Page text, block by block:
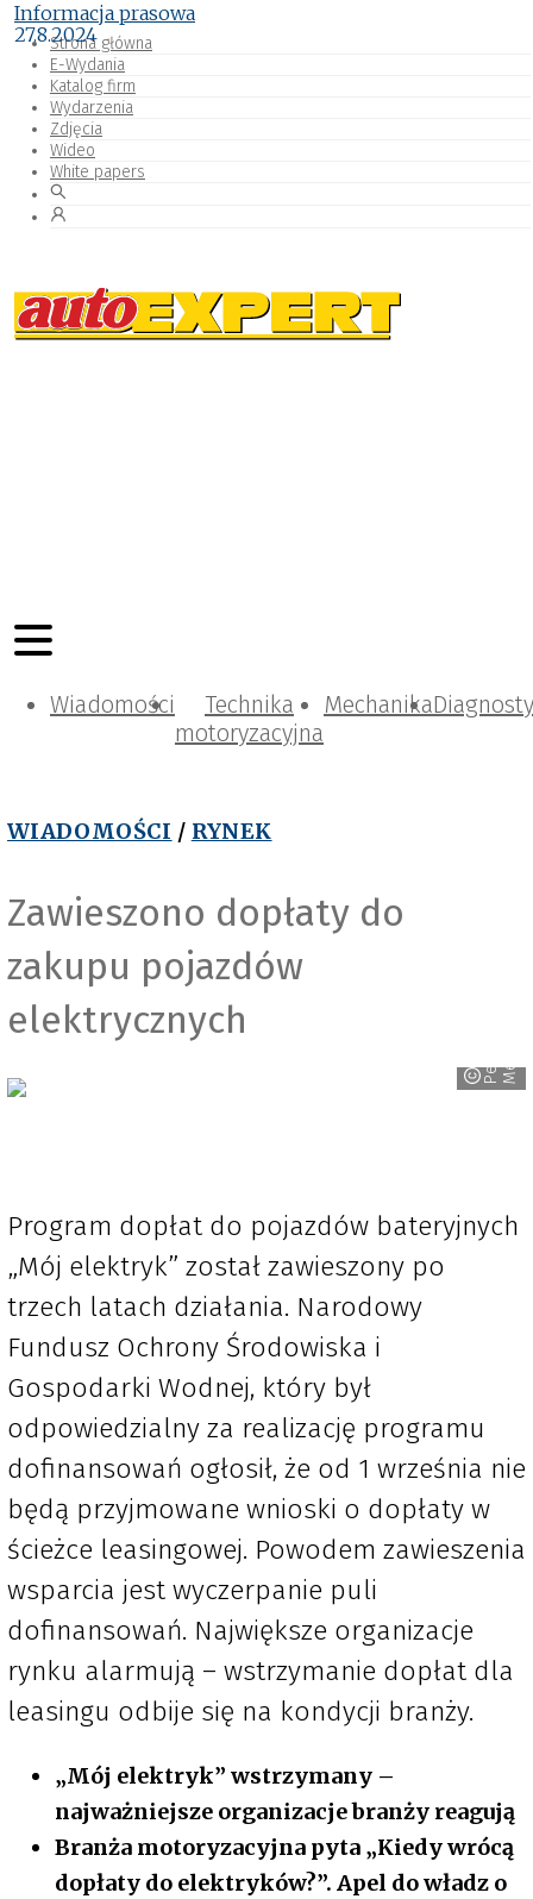
Strona główna
E-Wydania
Katalog firm
Wydarzenia
Zdjęcia
Wideo
White papers
Wiadomości
Technika
motoryzacyjna
Mechanika
WIADOMOŚCI / RYNEK
Zawieszono dopłaty do
zakupu pojazdów
elektrycznych
a
Informacja prasowa
27.8.2024
Program dopłat do pojazdów bateryjnych
„Mój elektryk” został zawieszony po
trzech latach działania. Narodowy
Fundusz Ochrony Środowiska i
Gospodarki Wodnej, który był
odpowiedzialny za realizację programu
dofinansowań ogłosił, że od 1 września nie
będą przyjmowane wnioski o dopłaty w
ścieżce leasingowej. Powodem zawieszenia
wsparcia jest wyczerpanie puli
dofinansowań. Największe organizacje
rynku alarmują – wstrzymanie dopłat dla
leasingu odbije się na kondycji branży.
„Mój elektryk” wstrzymany –
najważniejsze organizacje branży reagują
Branża motoryzacyjna pyta „Kiedy wrócą
dopłaty do elektryków?”. Apel do władz o